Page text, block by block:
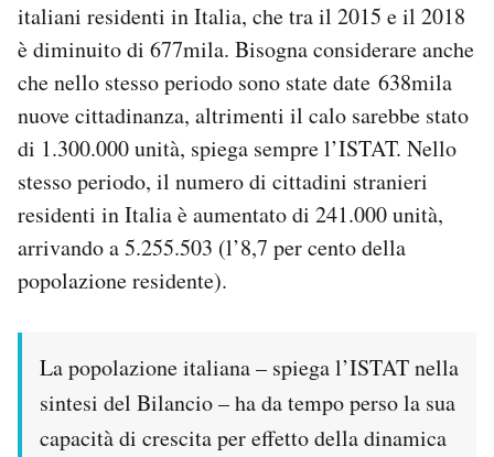
Notifiche mobile
Regala il Post
Hai bisogno di aiuto?
Esci
italiani residenti in Italia, che tra il 2015 e il 2018
è diminuito di 677mila. Bisogna considerare anche
che nello stesso periodo sono state date 638mila
nuove cittadinanza, altrimenti il calo sarebbe stato
di 1.300.000 unità, spiega sempre l’ISTAT. Nello
stesso periodo, il numero di cittadini stranieri
residenti in Italia è aumentato di 241.000 unità,
arrivando a 5.255.503 (l’8,7 per cento della
popolazione residente).
La popolazione italiana – spiega l’ISTAT nella
sintesi del Bilancio – ha da tempo perso la sua
capacità di crescita per effetto della dinamica